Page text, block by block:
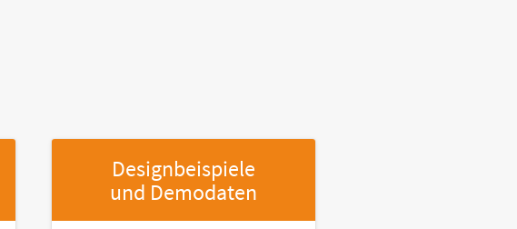
Designbeispiele
und Demodaten